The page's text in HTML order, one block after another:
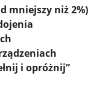
mniejszy niż 2%)
i opróżnij”